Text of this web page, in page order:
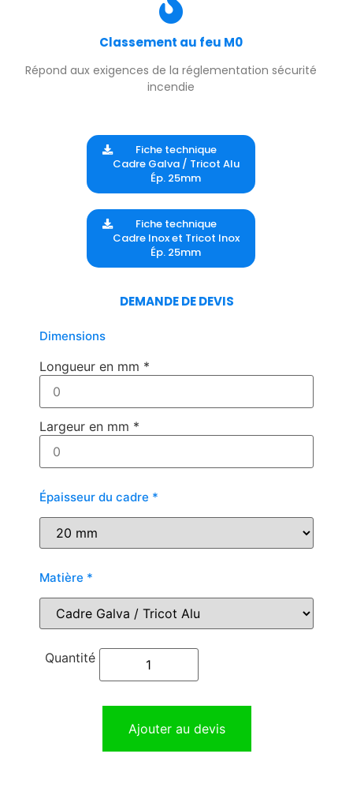
Classement au feu M0
Répond aux exigences de la réglementation sécurité
incendie
Fiche technique
Cadre Galva / Tricot Alu
Ép. 25mm
Fiche technique
Cadre Inox et Tricot Inox
Ép. 25mm
DEMANDE DE DEVIS
Dimensions
Longueur en mm *
Largeur en mm *
Épaisseur du cadre *
Matière *
Ajouter au devis